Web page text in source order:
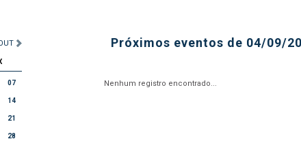
07
14
21
28
Próximos eventos de 04/09/
Nenhum registro encontrado...